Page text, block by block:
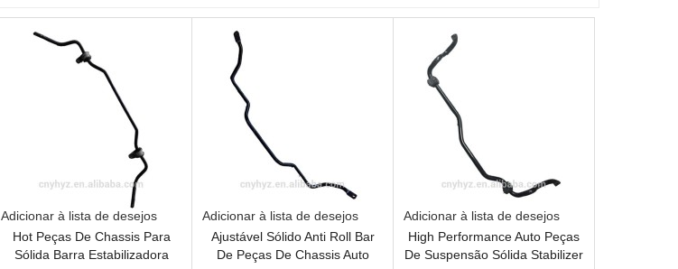
Adicionar à lista de desejos
Hot Peças De Chassis Para
Sólida Barra Estabilizadora
Adicionar à lista de desejos
Ajustável Sólido Anti Roll Bar
De Peças De Chassis Auto
Adicionar à lista de desejos
High Performance Auto Peças
De Suspensão Sólida Stabilizer